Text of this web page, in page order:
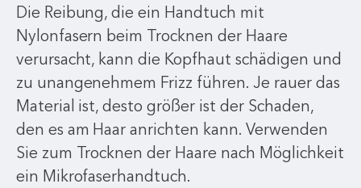
Die Reibung, die ein Handtuch mit
Nylonfasern beim Trocknen der Haare
verursacht, kann die Kopfhaut schädigen und
zu unangenehmem Frizz führen. Je rauer das
Material ist, desto größer ist der Schaden,
den es am Haar anrichten kann. Verwenden
Sie zum Trocknen der Haare nach Möglichkeit
ein Mikrofaserhandtuch.